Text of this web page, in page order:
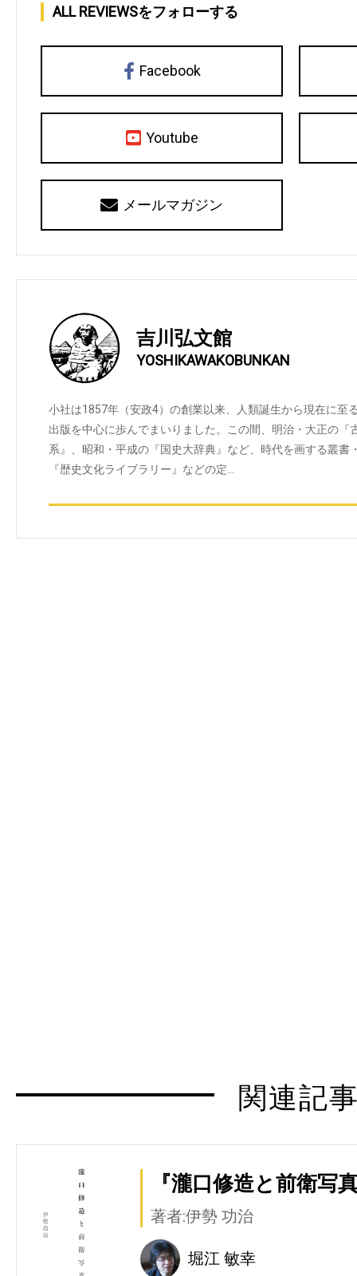
ALL REVIEWSをフォローする
Facebook
Youtube
メールマガジン
吉川弘文館
YOSHIKAWAKOBUNKAN
小社は1857年（安政4）の創業以来、人類誕生から現在に至
出版を中心に歩んでまいりました。この間、明治・大正の『
系』、昭和・平成の『国史大辞典』など、時代を画する叢書
『歴史文化ライブラリー』などの定…
関連記
『瀧口修造と前衛写
著者:伊勢 功治
堀江 敏幸